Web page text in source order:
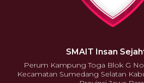
SMAIT Insan
Perum Kampung Toga Blok G
Kecamatan Sumedang Selatan